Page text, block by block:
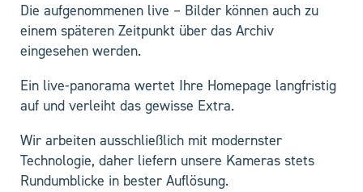
Die aufgenommenen live – Bilder können auch zu
einem späteren Zeitpunkt über das Archiv
eingesehen werden.
Ein live-panorama wertet Ihre Homepage langfristig
auf und verleiht das gewisse Extra.
Wir arbeiten ausschließlich mit modernster
Technologie, daher liefern unsere Kameras stets
Rundumblicke in bester Auflösung.